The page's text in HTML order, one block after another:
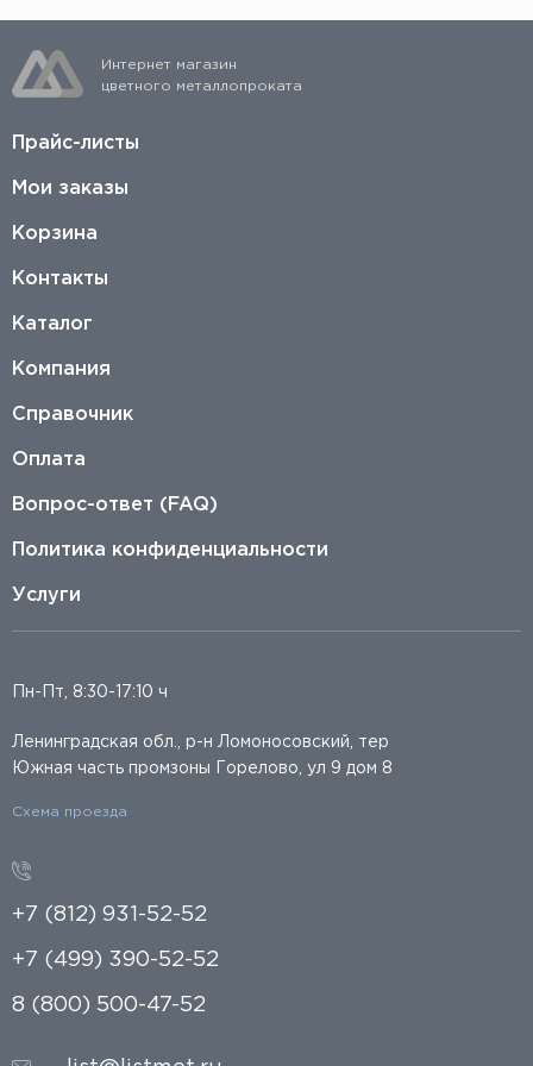
Интернет магазин
цветного металлопроката
Прайс-листы
Мои заказы
Корзина
Контакты
Каталог
Компания
Справочник
Оплата
Вопрос-ответ (FAQ)
Политика конфиденциальности
Услуги
Пн-Пт, 8:30-17:10 ч
Ленинградская обл., р-н Ломоносовский, тер
Южная часть промзоны Горелово, ул 9 дом 8
Схема проезда
+7 (812) 931-52-52
+7 (499) 390-52-52
8 (800) 500-47-52